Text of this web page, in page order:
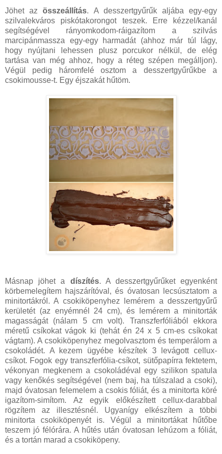
Jöhet azösszeállítás. A desszertgyűrűk aljába egy-egy
szilvalekváros piskótakorongot teszek. Erre kézzel/kanál
segítségével rányomkodom-ráigazítom a szilvás
marcipánmassza egy-egy harmadát (ahhoz már túl lágy,
hogy nyújtani lehessen plusz porcukor nélkül, de elég
tartása van még ahhoz, hogy a réteg szépen megálljon).
Végül pedig háromfelé osztom a desszertgyűrűkbe a
csokimousse-t. Egy éjszakát hűtöm.
Másnap jöhet a díszítés. A desszertgyűrűket egyenként
körbemelegítem hajszárítóval, és óvatosan lecsúsztatom a
minitortákról. A csokiköpenyhez lemérem a desszertgyűrű
kerületét (az enyémnél 24 cm), és lemérem a minitorták
magasságát (nálam 5 cm volt). Transzferfóliából ekkora
méretű csíkokat vágok ki (tehát én 24 x 5 cm-es csíkokat
vágtam). A csokiköpenyhez megolvasztom és temperálom a
csokoládét. A kezem ügyébe készítek 3 levágott cellux-
csíkot. Fogok egy transzferfólia-csíkot, sütőpapírra fektetem,
vékonyan megkenem a csokoládéval egy szilikon spatula
vagy kenőkés segítségével (nem baj, ha túlszalad a csoki),
majd óvatosan felemelem a csokis fóliát, és a minitorta köré
igazítom-simítom. Az egyik előkészített cellux-darabbal
rögzítem az illesztésnél. Ugyanígy elkészítem a többi
minitorta csokiköpenyét is. Végül a minitortákat hűtőbe
teszem jó félórára. A hűtés után óvatosan lehúzom a fóliát,
és a tortán marad a csokiköpeny.